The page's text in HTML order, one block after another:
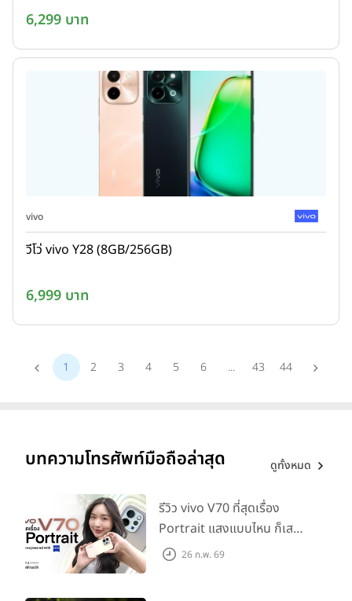
6,299 บาท
vivo
วีโว่ vivo Y28 (8GB/256GB)
6,999 บาท
1 2 3 4 5 6 ... 43 44
บทความโทรศัพท์มือถือล่าสุด ดูทั้งหมด
รีวิว vivo V70 ที่สุดเรื่อง
Portrait แสงแบบไหน ก็เส
กช็อตให้สวยได้!
26 ก.พ. 69